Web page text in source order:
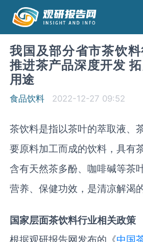
我国及部分省市茶饮
推进茶产品深度开发
用途
食品饮料 2022-12-27 09:52
茶饮料是指以茶叶的萃取液、
要原料加工而成的饮料，具有
含有天然茶多酚、咖啡碱等茶
营养、保健功效，是清凉解渴
国家层面茶饮料行业相关政策
根据观研报告网发布的《中国